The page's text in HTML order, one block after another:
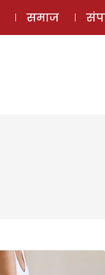
समाज